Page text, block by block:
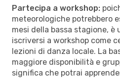
Partecipa a workshop:
meteorologiche potrebbero
mesi della bassa stagione,
iscriversi a workshop come
lezioni di danza locale. La
maggiore disponibilità e
significa che potrai